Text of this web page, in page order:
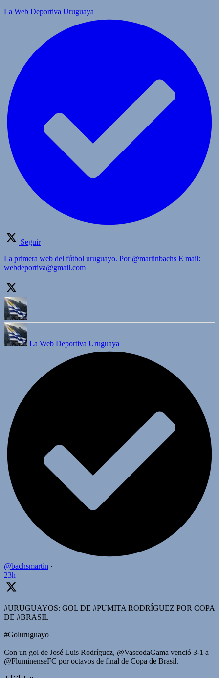
La Web Deportiva Uruguaya
Seguir
La primera web del fútbol uruguayo. Por @martinbachs E mail:
webdeportiva@gmail.com
La Web Deportiva Uruguaya
@bachsmartin ·
23h
#URUGUAYOS: GOL DE #PUMITA RODRÍGUEZ POR COPA
DE #BRASIL
#Goluruguayo
Con un gol de José Luis Rodríguez, @VascodaGama venció 3-1 a
@FluminenseFC por octavos de final de Copa de Brasil.